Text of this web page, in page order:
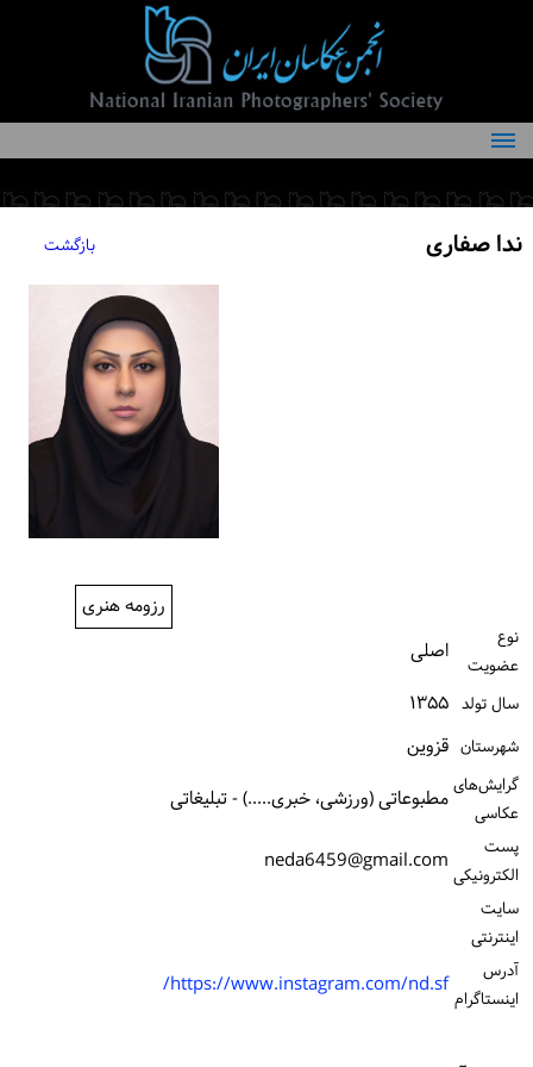
درباره انجمن
کمیته‌های انجمن
ندا صفاری بازگشت
رزومه هنری
نوع
عضویت
اصلی
سال تولد ۱۳۵۵
شهرستان قزوین
گرایش‌های
عکاسی
مطبوعاتی (ورزشی، خبری.....) - تبلیغاتی
پست
الكترونیكی neda6459@gmail.com
سایت
اینترنتی
آدرس
اینستاگرام https://www.instagram.com/nd.sf/